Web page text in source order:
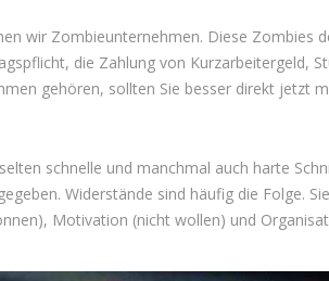
wir Zombieunternehmen. Diese Zombies
die Zahlung von Kurzarbeitergeld,
gehören, sollten Sie besser direkt jetzt
schnelle und manchmal auch harte
Widerstände sind häufig die Folge.
Motivation (nicht wollen) und